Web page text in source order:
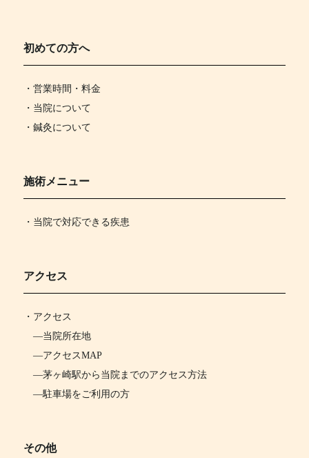
初めての方へ
・営業時間・料金
・当院について
・鍼灸について
施術メニュー
・当院で対応できる疾患
アクセス
・ アクセス
―当院所在地
―アクセスMAP
―茅ヶ崎駅から当院までのアクセス方法
―駐車場をご利用の方
その他